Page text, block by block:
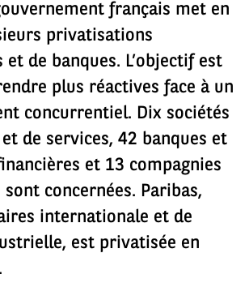
français met en
privatisations
et de banques. L’objectif est
plus réactives face à un
concurrentiel. Dix sociétés
de services, 42 banques et
et 13 compagnies
sont concernées. Paribas,
internationale et de
est privatisée en